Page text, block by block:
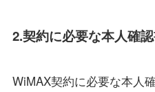
2.契約に必要な本人確
WiMAX契約に必要な本人